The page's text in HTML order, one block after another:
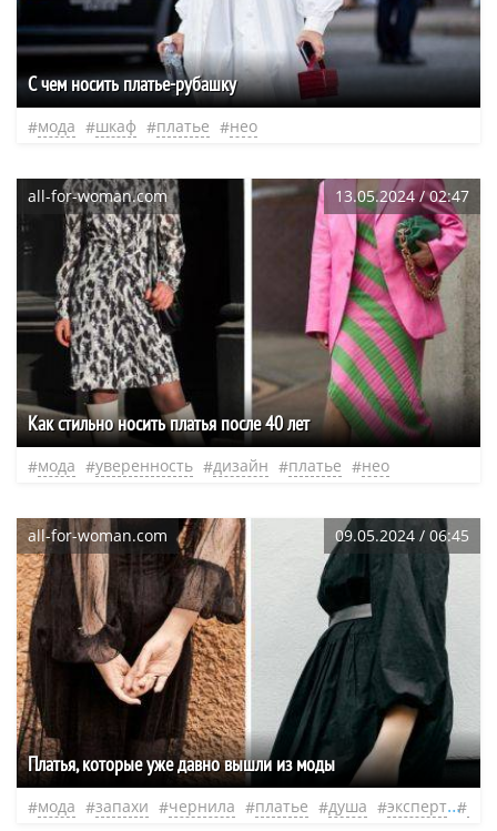
С чем носить платье-рубашку
мода шкаф платье нео
all-for-woman.com 13.05.2024 / 02:47
Как стильно носить платья после 40 лет
мода уверенность дизайн платье нео
all-for-woman.com 09.05.2024 / 06:45
Платья, которые уже давно вышли из моды
мода запахи чернила платье душа эксперт